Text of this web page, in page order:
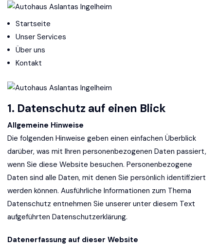
Startseite
Unser Services
Über uns
Kontakt
1. Datenschutz auf einen Blick
Allgemeine Hinweise
Die folgenden Hinweise geben einen einfachen Überblick
darüber, was mit Ihren personenbezogenen Daten passiert,
wenn Sie diese Website besuchen. Personenbezogene
Daten sind alle Daten, mit denen Sie persönlich identifiziert
werden können. Ausführliche Informationen zum Thema
Datenschutz entnehmen Sie unserer unter diesem Text
aufgeführten Datenschutzerklärung.
Datenerfassung auf dieser Website